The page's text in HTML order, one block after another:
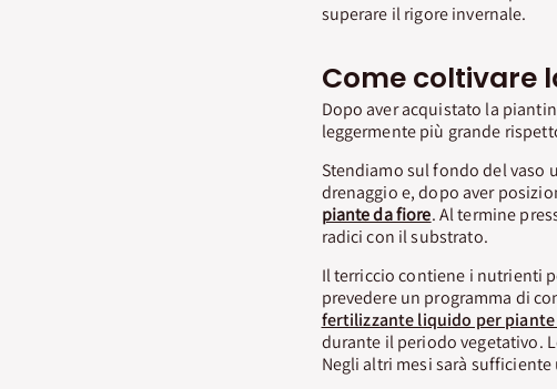
superare il rigore invernale.
Come coltivare
Dopo aver acquistato la
leggermente più grande
Stendiamo sul fondo del vaso
drenaggio e, dopo aver
piante da fiore. Al termine
radici con il substrato.
Il terriccio contiene i nutrienti
prevedere un programma di
fertilizzante liquido per
durante il periodo vegetativo.
Negli altri mesi sarà sufficiente